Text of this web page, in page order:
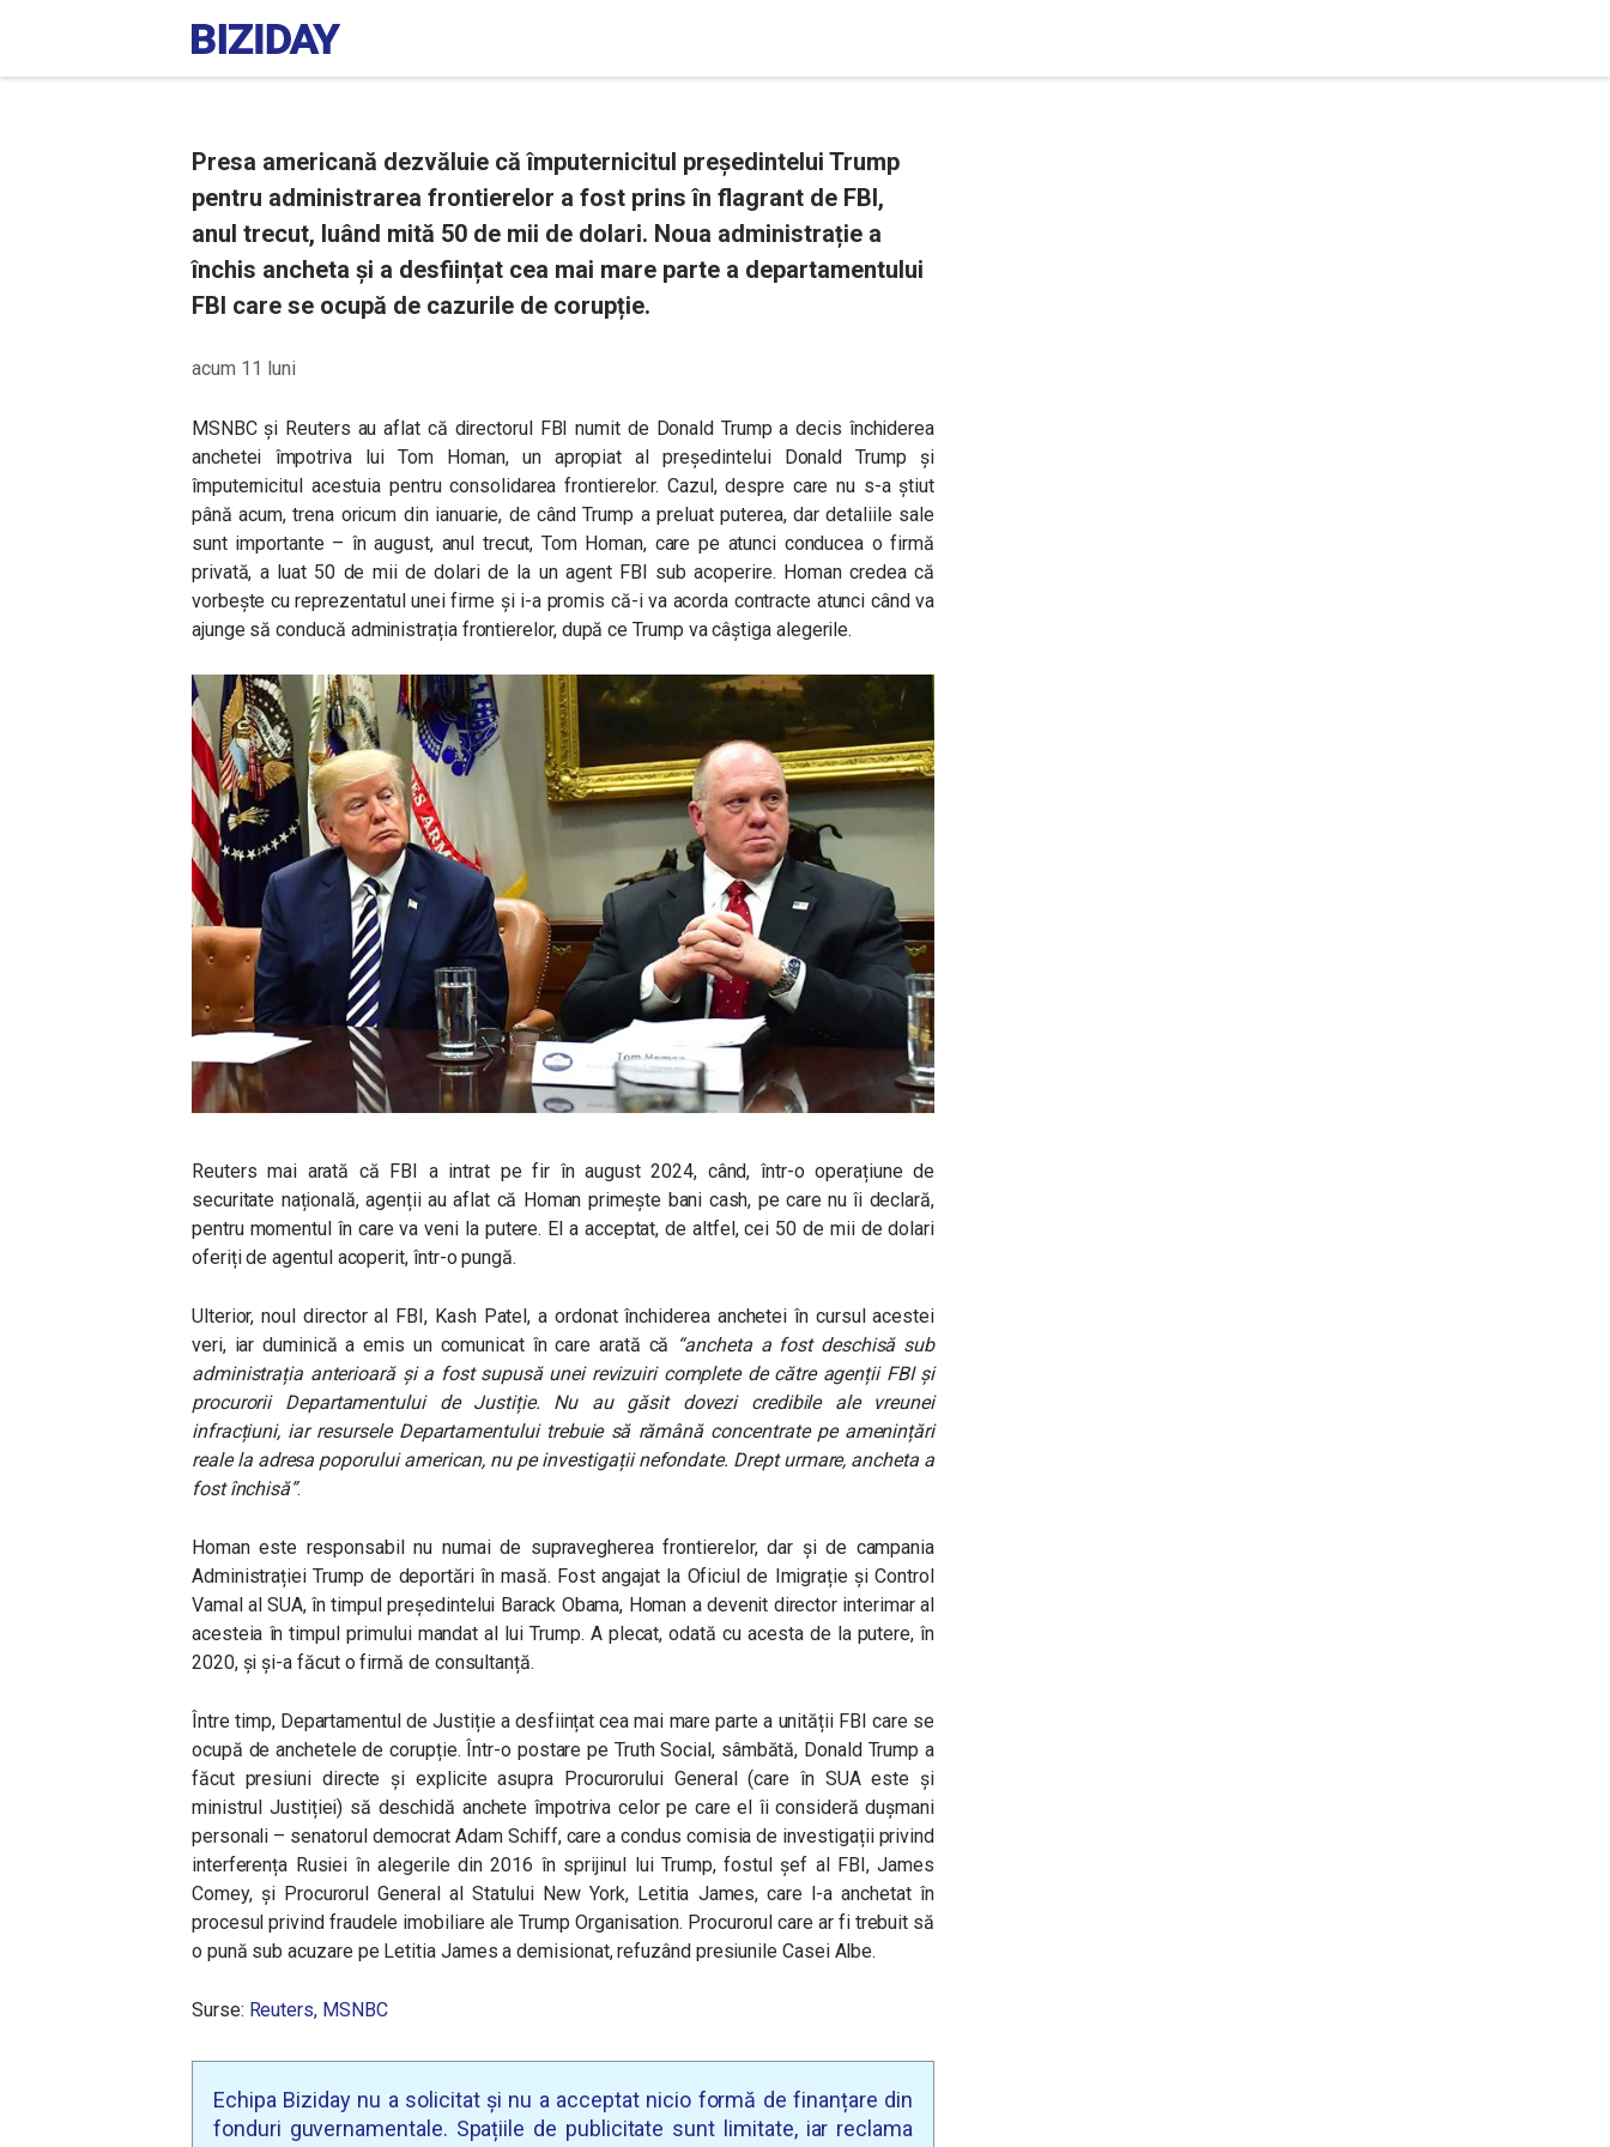
Presa americană dezvăluie că împuternicitul președintelui Trump
pentru administrarea frontierelor a fost prins în flagrant de FBI,
anul trecut, luând mită 50 de mii de dolari. Noua administrație a
închis ancheta și a desființat cea mai mare parte a departamentului
FBI care se ocupă de cazurile de corupție.
acum 11 luni
MSNBC și Reuters au aflat că directorul FBI numit de Donald Trump a decis închiderea
anchetei împotriva lui Tom Homan, un apropiat al președintelui Donald Trump și
împuternicitul acestuia pentru consolidarea frontierelor. Cazul, despre care nu s-a știut
până acum, trena oricum din ianuarie, de când Trump a preluat puterea, dar detaliile sale
sunt importante – în august, anul trecut, Tom Homan, care pe atunci conducea o firmă
privată, a luat 50 de mii de dolari de la un agent FBI sub acoperire. Homan credea că
vorbește cu reprezentatul unei firme și i-a promis că-i va acorda contracte atunci când va
ajunge să conducă administrația frontierelor, după ce Trump va câștiga alegerile.
Reuters mai arată că FBI a intrat pe fir în august 2024, când, într-o operațiune de
securitate națională, agenții au aflat că Homan primește bani cash, pe care nu îi declară,
pentru momentul în care va veni la putere. El a acceptat, de altfel, cei 50 de mii de dolari
oferiți de agentul acoperit, într-o pungă.
Ulterior, noul director al FBI, Kash Patel, a ordonat închiderea anchetei în cursul acestei
veri, iar duminică a emis un comunicat în care arată că “ancheta a fost deschisă sub
administrația anterioară și a fost supusă unei revizuiri complete de către agenții FBI și
procurorii Departamentului de Justiție. Nu au găsit dovezi credibile ale vreunei
infracțiuni, iar resursele Departamentului trebuie să rămână concentrate pe amenințări
reale la adresa poporului american, nu pe investigații nefondate. Drept urmare, ancheta a
fost închisă”.
Homan este responsabil nu numai de supravegherea frontierelor, dar și de campania
Administrației Trump de deportări în masă. Fost angajat la Oficiul de Imigrație și Control
Vamal al SUA, în timpul președintelui Barack Obama, Homan a devenit director interimar al
acesteia în timpul primului mandat al lui Trump. A plecat, odată cu acesta de la putere, în
2020, și și-a făcut o firmă de consultanță.
Între timp, Departamentul de Justiție a desființat cea mai mare parte a unității FBI care se
ocupă de anchetele de corupție. Într-o postare pe Truth Social, sâmbătă, Donald Trump a
făcut presiuni directe și explicite asupra Procurorului General (care în SUA este și
ministrul Justiției) să deschidă anchete împotriva celor pe care el îi consideră dușmani
personali – senatorul democrat Adam Schiff, care a condus comisia de investigații privind
interferența Rusiei în alegerile din 2016 în sprijinul lui Trump, fostul șef al FBI, James
Comey, și Procurorul General al Statului New York, Letitia James, care l-a anchetat în
procesul privind fraudele imobiliare ale Trump Organisation. Procurorul care ar fi trebuit să
o pună sub acuzare pe Letitia James a demisionat, refuzând presiunile Casei Albe.
Surse: Reuters, MSNBC
Echipa Biziday nu a solicitat și nu a acceptat nicio formă de finanțare din
fonduri guvernamentale. Spațiile de publicitate sunt limitate, iar reclama